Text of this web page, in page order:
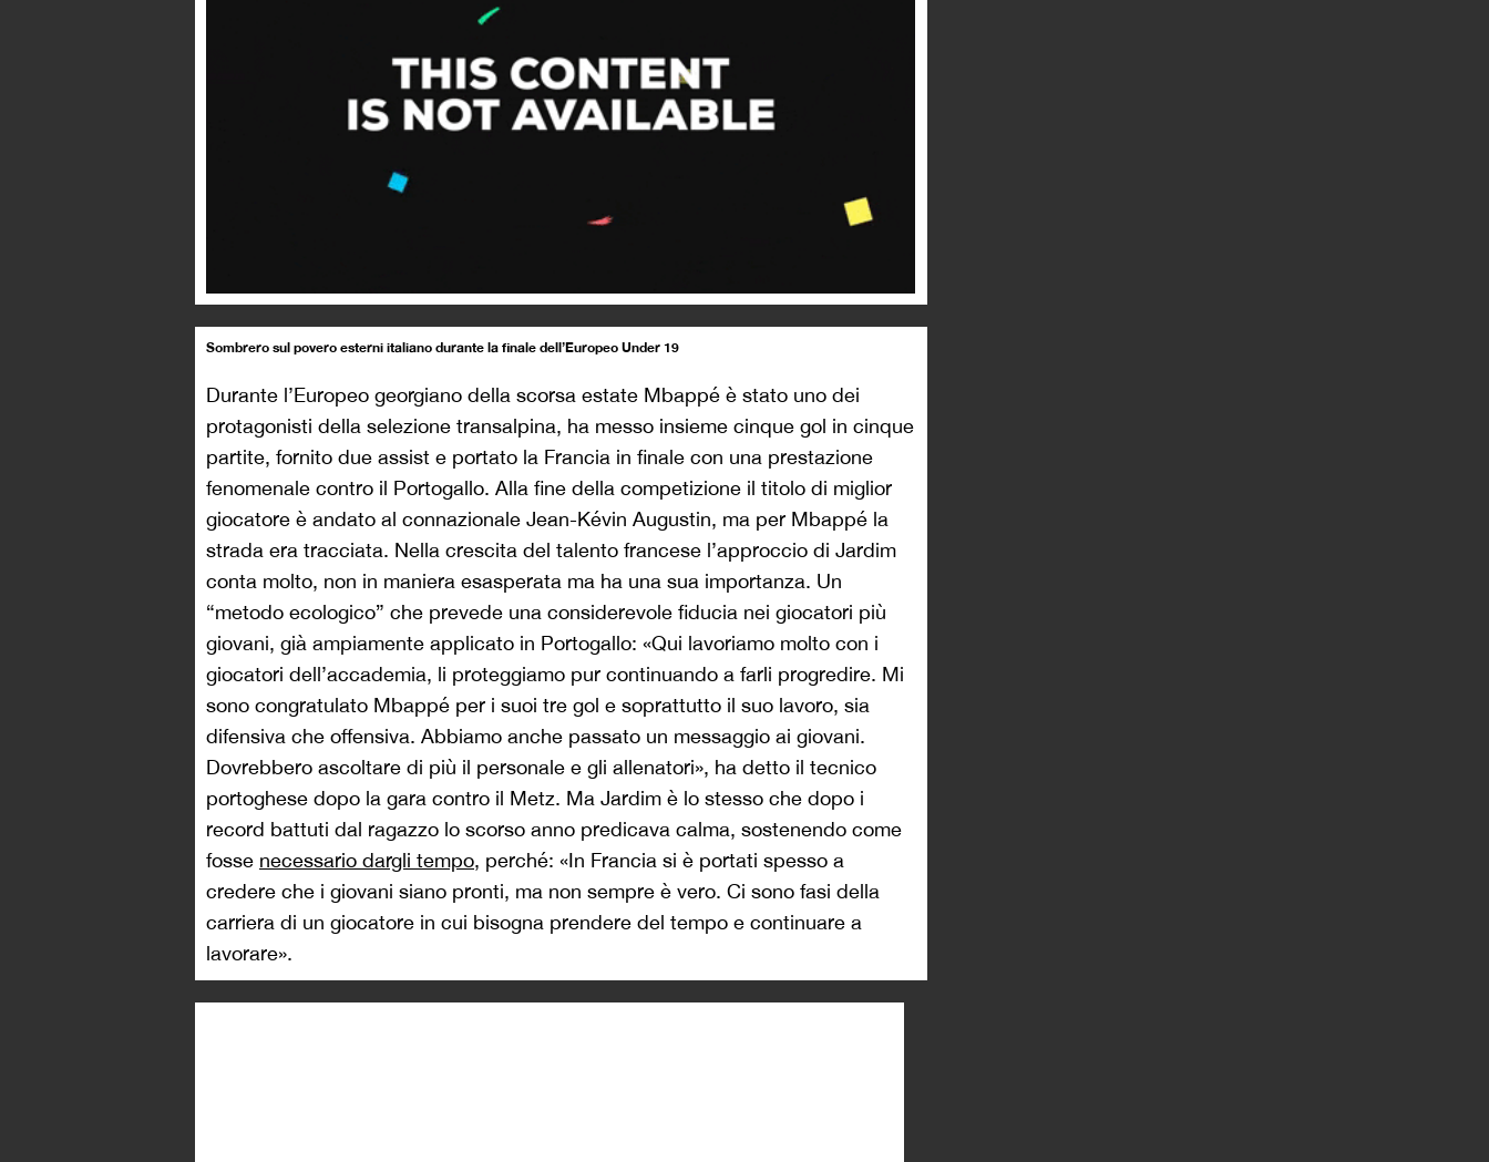
Sombrero sul povero esterni italiano durante la finale dell’Europeo Under 19
Durante l’Europeo georgiano della scorsa estate Mbappé è stato uno dei
protagonisti della selezione transalpina, ha messo insieme cinque gol in cinque
partite, fornito due assist e portato la Francia in finale con una prestazione
fenomenale contro il Portogallo. Alla fine della competizione il titolo di miglior
giocatore è andato al connazionale Jean-Kévin Augustin, ma per Mbappé la
strada era tracciata. Nella crescita del talento francese l’approccio di Jardim
conta molto, non in maniera esasperata ma ha una sua importanza. Un
“metodo ecologico” che prevede una considerevole fiducia nei giocatori più
giovani, già ampiamente applicato in Portogallo: «Qui lavoriamo molto con i
giocatori dell’accademia, li proteggiamo pur continuando a farli progredire. Mi
sono congratulato Mbappé per i suoi tre gol e soprattutto il suo lavoro, sia
difensiva che offensiva. Abbiamo anche passato un messaggio ai giovani.
Dovrebbero ascoltare di più il personale e gli allenatori», ha detto il tecnico
portoghese dopo la gara contro il Metz. Ma Jardim è lo stesso che dopo i
record battuti dal ragazzo lo scorso anno predicava calma, sostenendo come
fosse necessario dargli tempo, perché: «In Francia si è portati spesso a
credere che i giovani siano pronti, ma non sempre è vero. Ci sono fasi della
carriera di un giocatore in cui bisogna prendere del tempo e continuare a
lavorare».